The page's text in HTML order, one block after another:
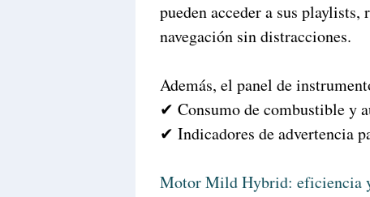
pueden acceder a sus
navegación sin distracciones.
Además, el panel de
✔ Consumo de combustible y
✔ Indicadores de advertencia
Motor Mild Hybrid: eficiencia